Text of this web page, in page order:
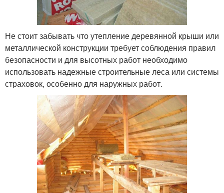
Не стоит забывать что утепление деревянной крыши или
металлической конструкции требует соблюдения правил
безопасности и для высотных работ необходимо
использовать надежные строительные леса или системы
страховок, особенно для наружных работ.